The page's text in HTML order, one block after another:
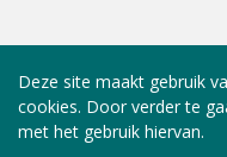
Deze site maakt gebruik
cookies. Door verder te
met het gebruik hiervan.